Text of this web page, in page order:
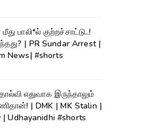
மீது பாலி*ல் குற்றச்சாட்டு..!
| PR Sundar Arrest |
News| #shorts
எதுவாக இருந்தாலும்
| DMK | MK Stalin |
| Udhayanidhi #shorts